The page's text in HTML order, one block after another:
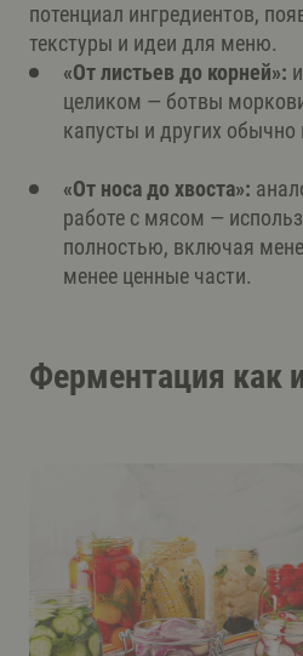
потенциал ингредиентов,
текстуры и идеи для меню.
«От листьев до корней»:
целиком — ботвы
капусты и других обычно
«От носа до хвоста»:
работе с мясом —
полностью, включая
менее ценные части.
Ферментация как